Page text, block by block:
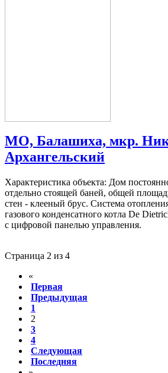
МО, Балашиха, мкр.
Архангельский
Характеристика объекта: Дом
отдельно стоящей баней, общей
стен - клееный брус. Система
газового конденсатного котла De
с цифровой панелью управления.
Страница 2 из 4
«
Первая
Предыдущая
1
2
3
4
Следующая
Последняя